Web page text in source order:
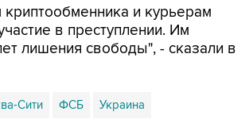
и курьерам
в преступлении. Им
лишения свободы", - сказали в
Сити ФСБ Украина